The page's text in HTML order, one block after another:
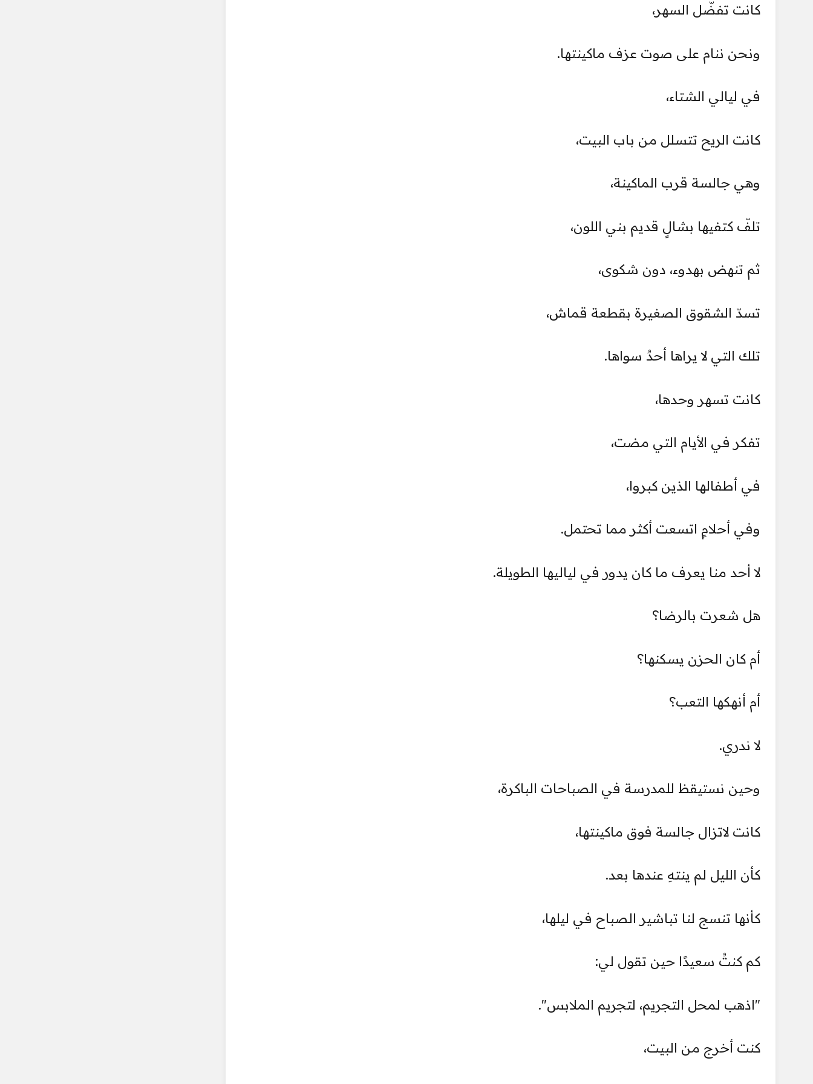
كانت تفضّل السهر،
ونحن ننام على صوت عزف ماكينتها.
في ليالي الشتاء،
كانت الريح تتسلل من باب البيت،
وهي جالسة قرب الماكينة،
تلفّ كتفيها بشالٍ قديم بني اللون،
ثم تنهض بهدوء، دون شكوى،
تسدّ الشقوق الصغيرة بقطعة قماش،
تلك التي لا يراها أحدٌ سواها.
كانت تسهر وحدها،
تفكر في الأيام التي مضت،
في أطفالها الذين كبروا،
وفي أحلامٍ اتسعت أكثر مما تحتمل.
لا أحد منا يعرف ما كان يدور في لياليها الطويلة.
هل شعرت بالرضا؟
أم كان الحزن يسكنها؟
أم أنهكها التعب؟
لا ندري.
وحين نستيقظ للمدرسة في الصباحات الباكرة،
كانت لاتزال جالسة فوق ماكينتها،
كأن الليل لم ينتهِ عندها بعد.
كأنها تنسج لنا تباشير الصباح في ليلها،
كم كنتُ سعيدًا حين تقول لي:
"اذهب لمحل التجريم، لتجريم الملابس".
كنت أخرج من البيت،